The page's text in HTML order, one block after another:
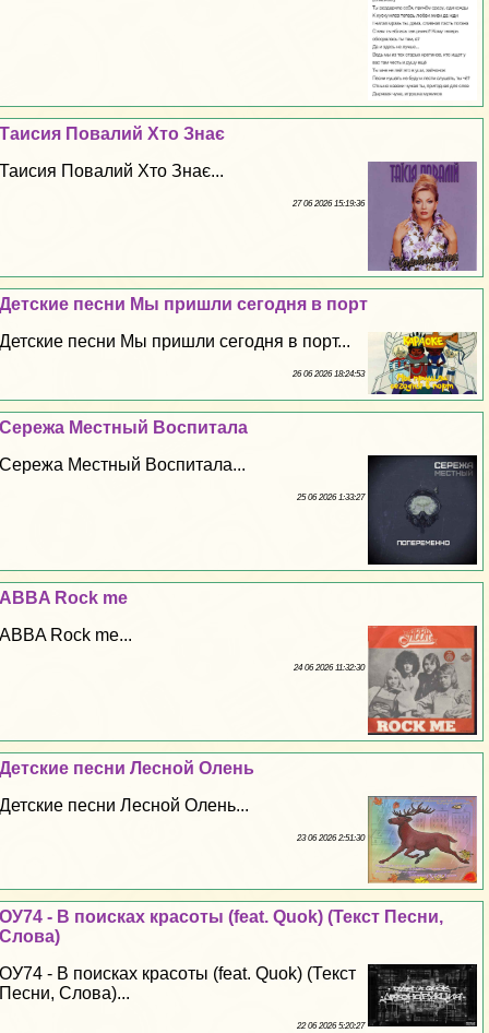
Таисия Повалий Хто Знає
Таисия Повалий Хто Знає...
27 06 2026 15:19:36
Детские песни Мы пришли сегодня в порт
Детские песни Мы пришли сегодня в порт...
26 06 2026 18:24:53
Сережа Местный Воспитала
Сережа Местный Воспитала...
25 06 2026 1:33:27
ABBA Rock me
ABBA Rock me...
24 06 2026 11:32:30
Детские песни Лесной Олень
Детские песни Лесной Олень...
23 06 2026 2:51:30
ОУ74 - В поисках красоты (feat. Quok) (Текст Песни,
Слова)
ОУ74 - В поисках красоты (feat. Quok) (Текст
Песни, Слова)...
22 06 2026 5:20:27